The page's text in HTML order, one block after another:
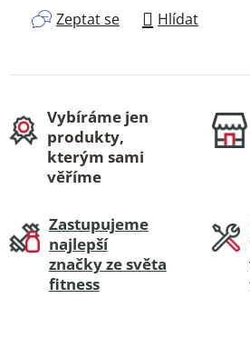
Zeptat se Hlídat
Vybíráme jen
produkty,
kterým sami
věříme
Zastupujeme
najlepší
značky ze světa
fitness